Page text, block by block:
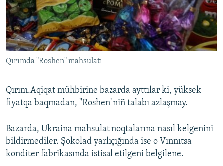
Qırımda "Roshen" mahsulatı
Qırım.Aqiqat mühbirine bazarda ayttılar ki, yüksek
fiyatqa baqmadan, "Roshen"niñ talabı azlaşmay.
Bazarda, Ukraina mahsulat noqtalarına nasıl kelgenini
bildirmediler. Şokolad yarlıçığında ise o Vınnıtsa
konditer fabrikasında istisal etilgeni belgilene.